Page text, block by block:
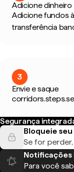
Adicione dinheiro
Adicione fundos
transferência
3
Envie e saque
Segurança
Bloqueie
Se for
Para você